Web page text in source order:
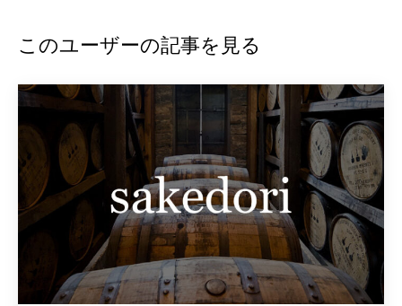
このユーザーの記事を見る